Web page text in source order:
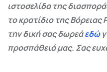
ιστοσελίδα της
το κρατίδιο της
την δική σας δωρεάεδώ
προσπάθειά μας. Σας